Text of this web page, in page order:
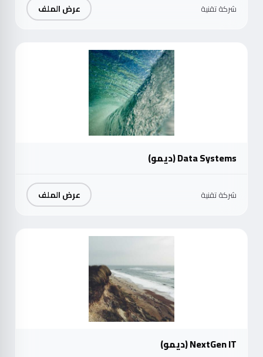
شركة تقنية عرض الملف
Data Systems (ديمو)
شركة تقنية عرض الملف
NextGen IT (ديمو)